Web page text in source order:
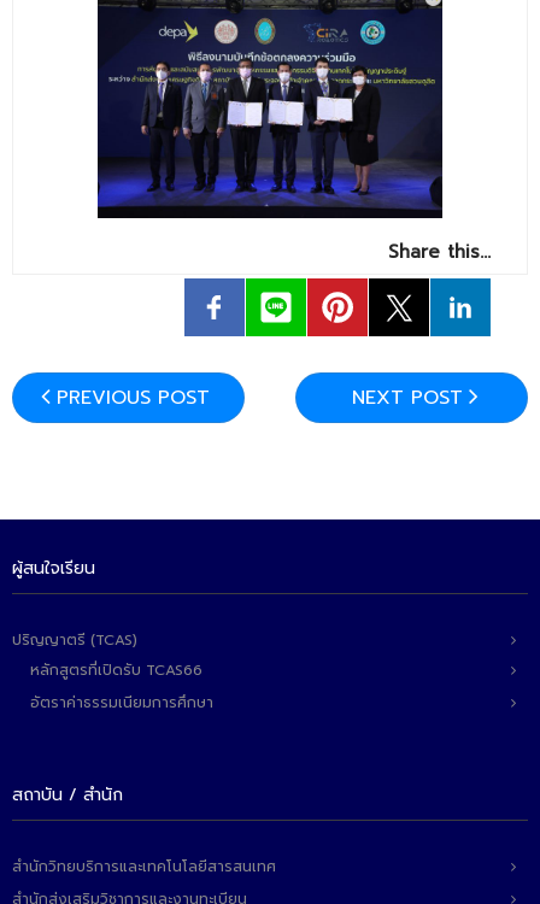
- การจัดการความรู้ (KM Scitech)
- โครงการบริหารจัดการพื้นที่ 10 ไร่ ด้านหลังโรงสีข้าว
สวนดุสิต จังหวัดปราจีนบุรี
- โครงการส่งเสริมการปลูกกล้วยเล็บมือนางฯ
- ผลงาน/รางวัล
- งานวิจัย/นวัตกรรม
Share this…
PREVIOUS POST NEXT POST
ผู้สนใจเรียน
ปริญญาตรี (TCAS)
หลักสูตรที่เปิดรับ TCAS66
อัตราค่าธรรมเนียมการศึกษา
สถาบัน / สำนัก
สำนักวิทยบริการและเทคโนโลยีสารสนเทศ
สำนักส่งเสริมวิชาการและงานทะเบียน